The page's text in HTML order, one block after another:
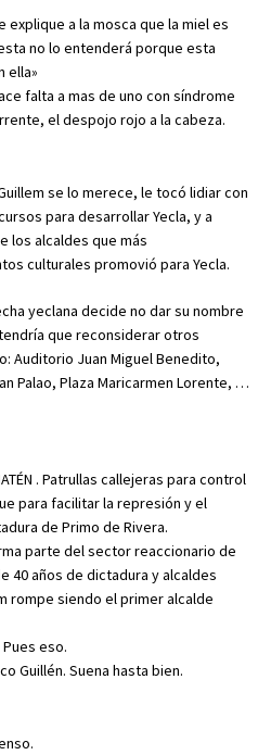
explique a la mosca que la miel es
no lo entenderá porque esta
ella»
falta a mas de uno con síndrome
el despojo rojo a la cabeza.
se lo merece, le tocó lidiar con
para desarrollar Yecla, y a
los alcaldes que más
culturales promovió para Yecla.
yeclana decide no dar su nombre
que reconsiderar otros
Auditorio Juan Miguel Benedito,
Palao, Plaza Maricarmen Lorente, …
. Patrullas callejeras para control
para facilitar la represión y el
de Primo de Rivera.
parte del sector reaccionario de
40 años de dictadura y alcaldes
rompe siendo el primer alcalde
eso.
Guillén. Suena hasta bien.